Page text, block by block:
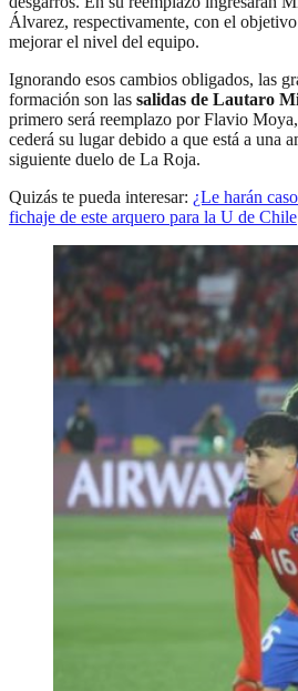
Álvarez, respectivamente, con el
mejorar el nivel del equipo.
Ignorando esos cambios obligados, las
formación son las salidas de Lautaro
primero será reemplazo por Flavio
cederá su lugar debido a que está a una
siguiente duelo de La Roja.
Quizás te pueda interesar: ¿Le harán
fichaje de este arquero para la U de Chile